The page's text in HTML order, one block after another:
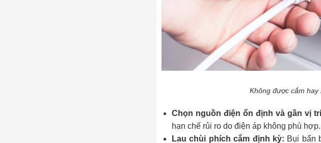
Không được cắm
Chọn nguồn điện ổn định và gần vị
hạn chế rủi ro do điện áp không phù hợp.
Lau chùi phích cắm định kỳ: Bụi bẩn